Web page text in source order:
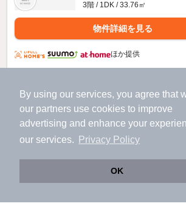
By using our services, you agree that
our partners use cookies to improve
advertising and enhance your
our services.
Privacy Policy
OK
アプリに切り替えて、サクサクお部屋
会員登録なしですぐ使える。マップ検索や
3階 / 1DK / 33.76㎡
物件詳細を見る
ほか提供
（管理費13,000円）
144,000円
ほか提供